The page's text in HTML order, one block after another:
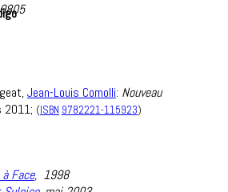
Jean-Louis Comolli: Nouveau
2011; (ISBN 9782221-115923)
Face, 1998